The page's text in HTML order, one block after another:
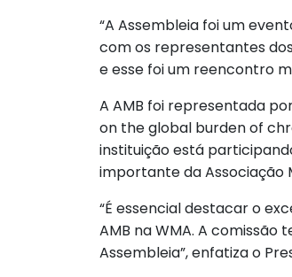
“A Assembleia foi um
com os representantes
e esse foi um reencontro
A AMB foi representada
on the global burden of
instituição está
importante da Associação
“É essencial destacar o
AMB na WMA. A
Assembleia”, enfatiza o